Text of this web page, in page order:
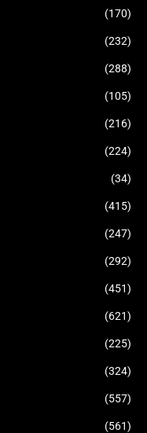
(170)
(232)
(288)
(105)
(216)
(224)
(34)
(415)
(247)
(292)
(451)
(621)
(225)
(324)
(557)
(561)